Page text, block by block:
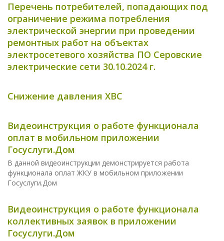
Перечень потребителей, попадающих под
ограничение режима потребления
электрической энергии при проведении
ремонтных работ на объектах
электросетевого хозяйства ПО Серовские
электрические сети 30.10.2024 г.
Снижение давления ХВС
Видеоинструкция о работе функционала
оплат в мобильном приложении
Госуслуги.Дом
В данной видеоинструкции демонстрируется работа
функционала оплат ЖКУ в мобильном приложении
Госуслуги.Дом
Видеоинструкция о работе функционала
коллективных заявок в приложении
Госуслуги.Дом